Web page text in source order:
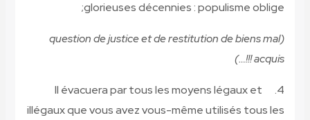
Il
illégaux